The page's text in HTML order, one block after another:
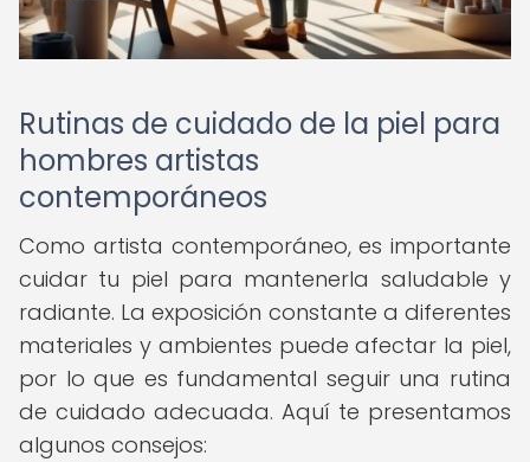
Rutinas de cuidado de la piel para
hombres artistas
contemporáneos
Como artista contemporáneo, es importante
cuidar tu piel para mantenerla saludable y
radiante. La exposición constante a diferentes
materiales y ambientes puede afectar la piel,
por lo que es fundamental seguir una rutina
de cuidado adecuada. Aquí te presentamos
algunos consejos: